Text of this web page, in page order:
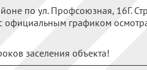
по ул. Профсоюзная, 16Г.
официальным графиком
заселения объекта!